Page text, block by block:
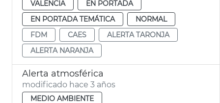
VALENCIA
EN PORTADA
EN PORTADA TEMÁTICA
NORMAL
FDM
CAES
ALERTA TARONJA
ALERTA NARANJA
Alerta atmosférica
modificado hace 3 años
MEDIO AMBIENTE